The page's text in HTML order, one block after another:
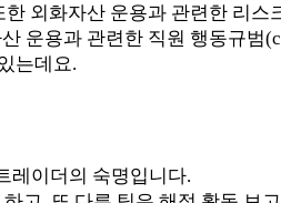
외화자산 운용과 관련한 리
운용과 관련한 직원 행동규범
는데요.
레이더의 숙명입니다.